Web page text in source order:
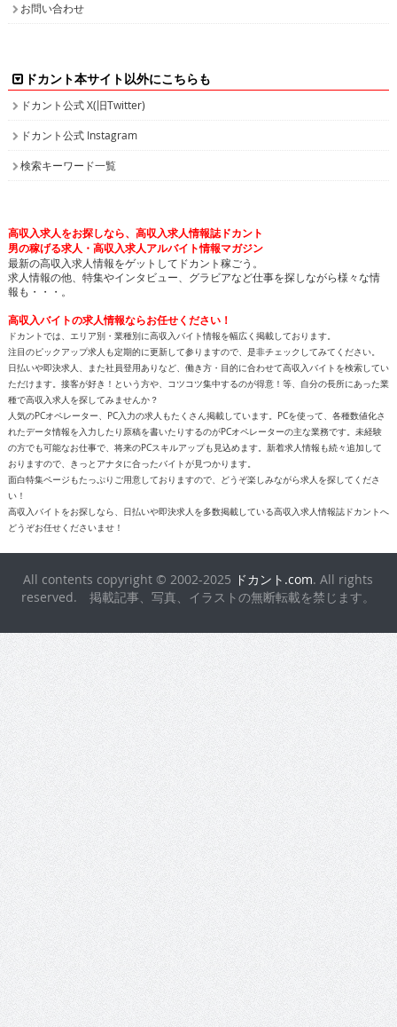
お問い合わせ
ドカント本サイト以外にこちらも
ドカント公式 X(旧Twitter)
ドカント公式 Instagram
検索キーワード一覧
高収入求人をお探しなら、高収入求人情報誌ドカント
男の稼げる求人・高収入求人アルバイト情報マガジン
最新の高収入求人情報をゲットしてドカント稼ごう。
求人情報の他、特集やインタビュー、グラビアなど仕事を探しながら様々な情
報も・・・。
高収入バイトの求人情報ならお任せください！
ドカントでは、エリア別・業種別に高収入バイト情報を幅広く掲載しております。
注目のピックアップ求人も定期的に更新して参りますので、是非チェックしてみてください。
日払いや即決求人、また社員登用ありなど、働き方・目的に合わせて高収入バイトを検索してい
ただけます。接客が好き！という方や、コツコツ集中するのが得意！等、自分の長所にあった業
種で高収入求人を探してみませんか？
人気のPCオペレーター、PC入力の求人もたくさん掲載しています。PCを使って、各種数値化さ
れたデータ情報を入力したり原稿を書いたりするのがPCオペレーターの主な業務です。未経験
の方でも可能なお仕事で、将来のPCスキルアップも見込めます。新着求人情報も続々追加して
おりますので、きっとアナタに合ったバイトが見つかります。
面白特集ページもたっぷりご用意しておりますので、どうぞ楽しみながら求人を探してくださ
い！
高収入バイトをお探しなら、日払いや即決求人を多数掲載している高収入求人情報誌ドカントへ
どうぞお任せくださいませ！
All contents copyright © 2002-2025 ドカント.com. All rights
reserved. 掲載記事、写真、イラストの無断転載を禁じます。